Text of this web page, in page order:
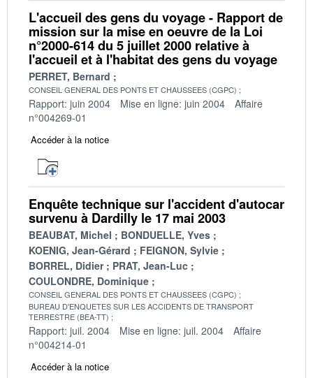
L'accueil des gens du voyage - Rapport de
mission sur la mise en oeuvre de la Loi
n°2000-614 du 5 juillet 2000 relative à
l'accueil et à l'habitat des gens du voyage
PERRET, Bernard
CONSEIL GENERAL DES PONTS ET CHAUSSEES (CGPC)
Rapport: juin 2004 Mise en ligne: juin 2004
Affaire
n°004269-01
Accéder à la notice
Enquête technique sur l'accident d'autocar
survenu à Dardilly le 17 mai 2003
BEAUBAT, Michel
BONDUELLE, Yves
KOENIG, Jean-Gérard
FEIGNON, Sylvie
BORREL, Didier
PRAT, Jean-Luc
COULONDRE, Dominique
CONSEIL GENERAL DES PONTS ET CHAUSSEES (CGPC)
BUREAU D'ENQUETES SUR LES ACCIDENTS DE TRANSPORT
TERRESTRE (BEA-TT)
Rapport: juil. 2004 Mise en ligne: juil. 2004
Affaire
n°004214-01
Accéder à la notice